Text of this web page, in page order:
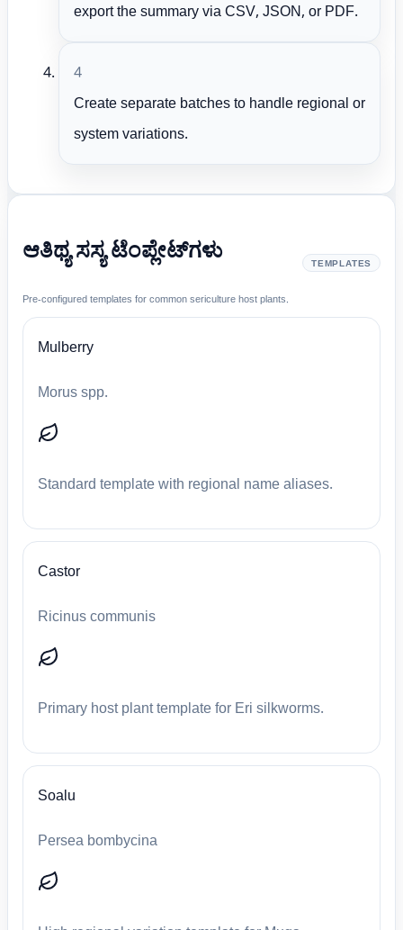
export the summary via CSV, JSON, or PDF.
4
Create separate batches to handle regional or
system variations.
ಆತಿಥ್ಯ ಸಸ್ಯ ಟೆಂಪ್ಲೇಟ್‌ಗಳು
Pre-configured templates for common sericulture host plants.
TEMPLATES
Mulberry
Morus spp.
Standard template with regional name aliases.
Castor
Ricinus communis
Primary host plant template for Eri silkworms.
Soalu
Persea bombycina